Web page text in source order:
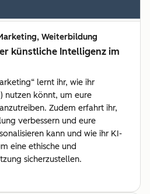
Weiterbildung
künstliche Intelligenz im
lernt ihr, wie ihr
nutzen könnt, um eure
Zudem erfahrt ihr,
verbessern und eure
kann und wie ihr KI-
eine ethische und
sicherzustellen.